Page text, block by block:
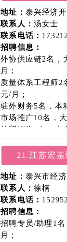
店长1名，7000-
地址： 泰兴经济
联系人： 汤女士
联系电话：
招聘信息：
外协供应链2名，
月；
质量体系工程师2
元/月；
驻外财务5名，本
市场推广10名，
外贸销售5名，大
质量管理工程师5
元/月；
工程/机械绘图员
元/月；
研发工程师5名，
元/月；
工艺工程师2名，
月；
实验室负责人/工
21.江苏宏基
地址： 泰兴市经
联系人： 徐楠
联系电话：
招聘信息：
招聘专员/助理1
月；